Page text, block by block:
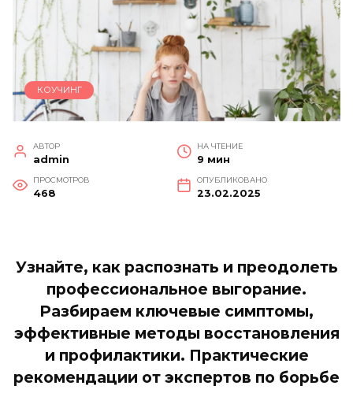
КОУЧИНГ
АВТОР
admin
НА ЧТЕНИЕ
9 мин
ПРОСМОТРОВ
468
ОПУБЛИКОВАНО
23.02.2025
Узнайте, как распознать и преодолеть
профессиональное выгорание.
Разбираем ключевые симптомы,
эффективные методы восстановления
и профилактики. Практические
рекомендации от экспертов по борьбе